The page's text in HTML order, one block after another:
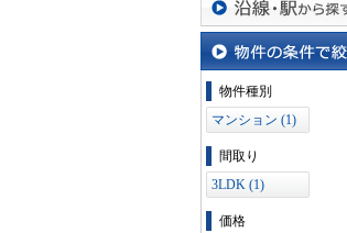
沿線・駅から探す
物件の条件で絞り込む
物件種別
マンション (1)
間取り
3LDK (1)
価格